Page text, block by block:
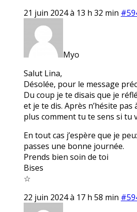
21 juin 2024 à 13 h 32 min
Myo
Salut Lina,
Désolée, pour le message
Du coup je te disais que je
et je te dis. Après n’hésite pas
plus comment tu te sens si tu
En tout cas j’espère que je
passes une bonne journée.
Prends bien soin de toi
Bises
☆
22 juin 2024 à 17 h 58 min